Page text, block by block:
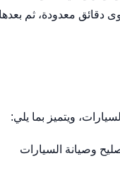
دقائق معدودة، ثم
ويتميز بما يلي:
وصيانة السيارات